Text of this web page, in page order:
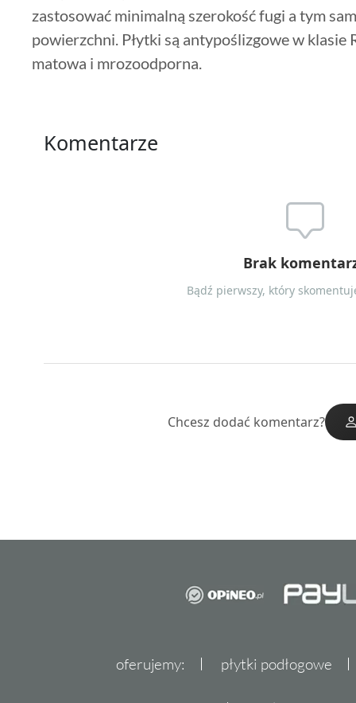
zastosować minimalną szerokość fugi a tym
powierzchni. Płytki są antypoślizgowe w klasie
matowa i mrozoodporna.
Komentarze
Brak
Bądź pierwszy, który
Chcesz dodać komentarz?
oferujemy: płytki podłogowe